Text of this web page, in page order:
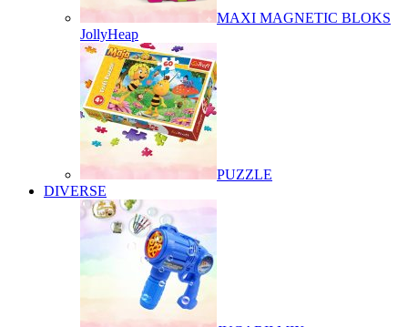
MAXI MAGNETIC BLOKS
JollyHeap
PUZZLE
DIVERSE